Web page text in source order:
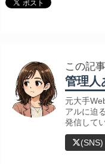
この記
管理人
元大手
アルに迫
発信して
(SNS)